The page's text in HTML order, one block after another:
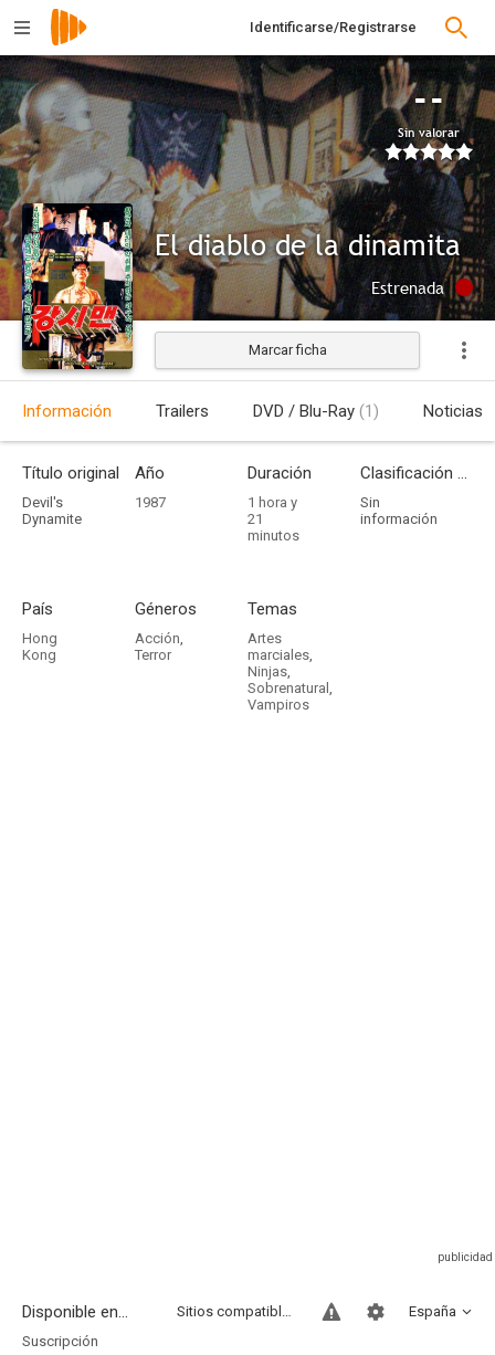
Identificarse/Registrarse
--
Sin valorar
El diablo de la dinamita
Estrenada
Marcar ficha
Información Trailers DVD / Blu-Ray (1) Noticias
Título original
Devil's
Dynamite
Año
1987
Duración
1 hora y
21
minutos
Clasificación por edades
Sin
información
País
Hong
Kong
Géneros
Acción,
Terror
Temas
Artes
marciales,
Ninjas,
Sobrenatural ,
Vampiros
Disponible en... España
Sitios compatibles
Suscripción